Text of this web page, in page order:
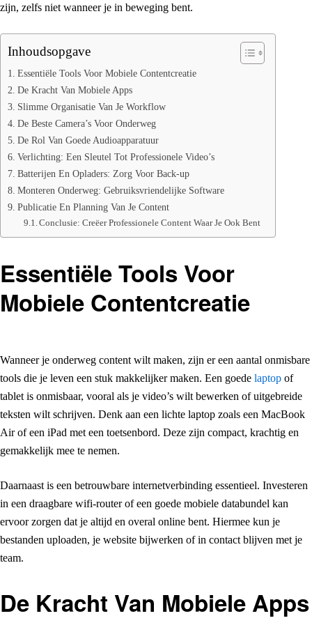
zijn, zelfs niet wanneer je in beweging bent.
Inhoudsopgave
Essentiële Tools Voor Mobiele Contentcreatie
De Kracht Van Mobiele Apps
Slimme Organisatie Van Je Workflow
De Beste Camera’s Voor Onderweg
De Rol Van Goede Audioapparatuur
Verlichting: Een Sleutel Tot Professionele Video’s
Batterijen En Opladers: Zorg Voor Back-up
Monteren Onderweg: Gebruiksvriendelijke Software
Publicatie En Planning Van Je Content
Conclusie: Creëer Professionele Content Waar Je Ook Bent
Essentiële Tools Voor
Mobiele Contentcreatie
Wanneer je onderweg content wilt maken, zijn er een aantal onmisbare
tools die je leven een stuk makkelijker maken. Een goede laptop of
tablet is onmisbaar, vooral als je video’s wilt bewerken of uitgebreide
teksten wilt schrijven. Denk aan een lichte laptop zoals een MacBook
Air of een iPad met een toetsenbord. Deze zijn compact, krachtig en
gemakkelijk mee te nemen.
Daarnaast is een betrouwbare internetverbinding essentieel. Investeren
in een draagbare wifi-router of een goede mobiele databundel kan
ervoor zorgen dat je altijd en overal online bent. Hiermee kun je
bestanden uploaden, je website bijwerken of in contact blijven met je
team.
De Kracht Van Mobiele Apps